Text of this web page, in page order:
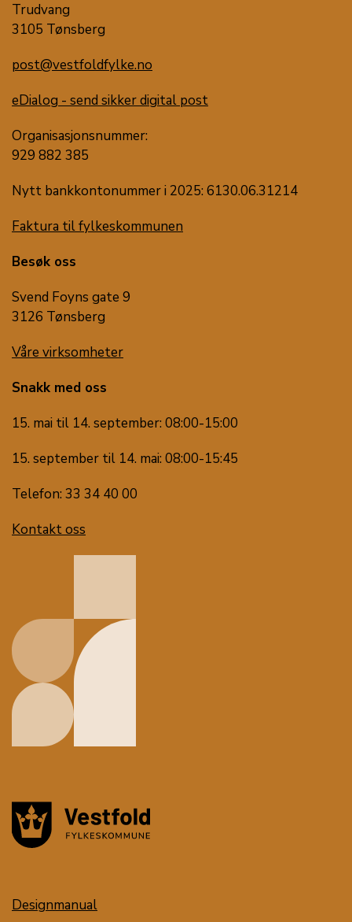
Trudvang
3105 Tønsberg
post@vestfoldfylke.no
eDialog - send sikker digital post
Organisasjonsnummer:
929 882 385
Nytt bankkontonummer i 2025: 6130.06.31214
Faktura til fylkeskommunen
Besøk oss
Svend Foyns gate 9
3126 Tønsberg
Våre virksomheter
Snakk med oss
15. mai til 14. september: 08:00-15:00
15. september til 14. mai: 08:00-15:45
Telefon: 33 34 40 00
Kontakt oss
Designmanual